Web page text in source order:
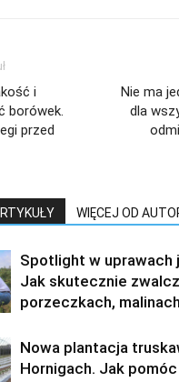
i
borówek.
przed
Nie ma
dla
WIĘCEJ OD
Spotlight w uprawach
Jak skutecznie
porzeczkach,
Nowa plantacja
Hornigach. Jak